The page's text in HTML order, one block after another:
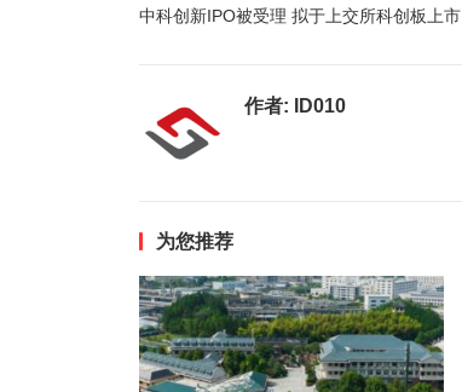
中科创新IPO被受理 拟于上交所科创板上市
作者: ID010
为您推荐